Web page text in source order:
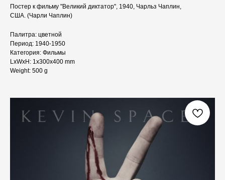
Постер к фильму "Великий диктатор", 1940, Чарльз Чаплин,
США. (Чарли Чаплин)
Палитра: цветной
Период: 1940-1950
Категория: Фильмы
LxWxH: 1x300x400 mm
Weight: 500 g